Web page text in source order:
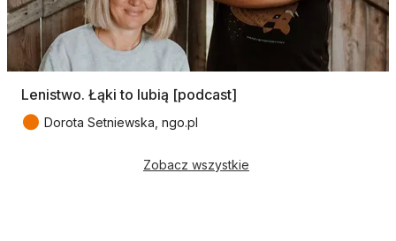
Lenistwo. Łąki to lubią [podcast]
● Dorota Setniewska, ngo.pl
Zobacz wszystkie